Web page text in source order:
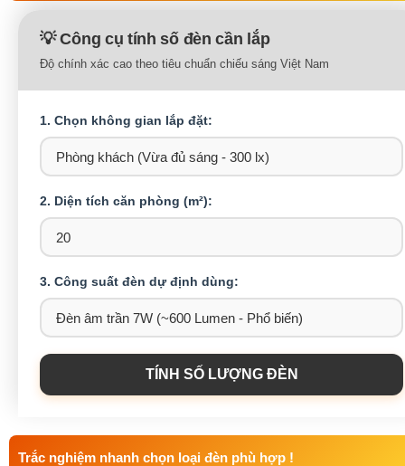
💡 Công cụ tính số đèn cần lắp
Độ chính xác cao theo tiêu chuẩn chiếu sáng Việt Nam
1. Chọn không gian lắp đặt:
2. Diện tích căn phòng (m²):
3. Công suất đèn dự định dùng:
TÍNH SỐ LƯỢNG ĐÈN
Trắc nghiệm nhanh chọn loại đèn phù hợp !